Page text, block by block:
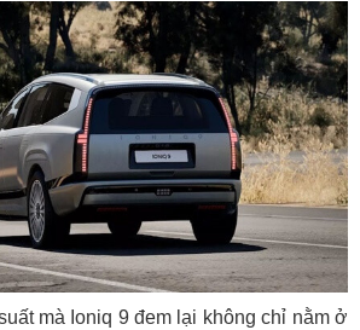
mà Ioniq 9 đem lại không chỉ nằm ở